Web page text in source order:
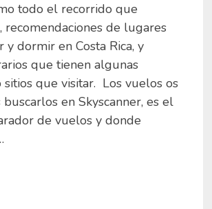
todo el recorrido que
recomendaciones de lugares
y dormir en Costa Rica, y
que tienen algunas
sitios que visitar. Los vuelos os
buscarlos en Skyscanner, es el
de vuelos y donde